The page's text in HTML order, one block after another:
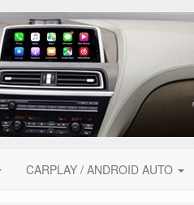
CARPLAY / ANDROID AUTO